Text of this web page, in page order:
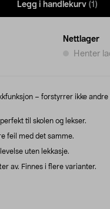
Legg i handlekurv (1)
Nettlager
Henter
– forstyrrer ikke andre
til skolen og lekser.
feil med det samme.
uten lekkasje.
av. Finnes i flere varianter.